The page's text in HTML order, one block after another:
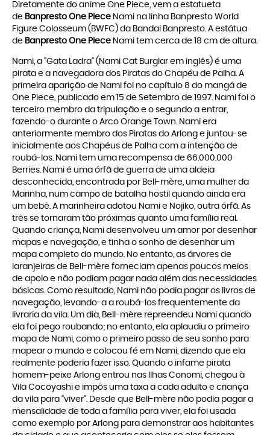
Diretamente do anime One Piece, vem a estatueta
de Banpresto One Piece Nami na linha Banpresto World
Figure Colosseum (BWFC) da Bandai Banpresto. A estátua
de Banpresto One Piece Nami tem cerca de 18 cm de altura.
Nami, a "Gata Ladra" (Nami Cat Burglar em inglês) é uma
pirata e a navegadora dos Piratas do Chapéu de Palha. A
primeira aparição de Nami foi no capítulo 8 do mangá de
One Piece, publicado em 15 de Setembro de 1997. Nami foi o
terceiro membro da tripulação e o segundo a entrar,
fazendo-o durante o Arco Orange Town. Nami era
anteriormente membro dos Piratas do Arlong e juntou-se
inicialmente aos Chapéus de Palha com a intenção de
roubá-los. Nami tem uma recompensa de 66.000.000
Berries. Nami é uma órfã de guerra de uma aldeia
desconhecida, encontrada por Bell-mère, uma mulher da
Marinha, num campo de batalha hostil quando ainda era
um bebê. A marinheira adotou Nami e Nojiko, outra órfã. As
três se tornaram tão próximas quanto uma família real.
Quando criança, Nami desenvolveu um amor por desenhar
mapas e navegação, e tinha o sonho de desenhar um
mapa completo do mundo. No entanto, as árvores de
laranjeiras de Bell-mère forneciam apenas poucos meios
de apoio e não podiam pagar nada além das necessidades
básicas. Como resultado, Nami não podia pagar os livros de
navegação, levando-a a roubá-los frequentemente da
livraria da vila. Um dia, Bell-mère repreendeu Nami quando
ela foi pego roubando; no entanto, ela aplaudiu o primeiro
mapa de Nami, como o primeiro passo de seu sonho para
mapear o mundo e colocou fé em Nami, dizendo que ela
realmente poderia fazer isso. Quando o infame pirata
homem-peixe Arlong entrou nas Ilhas Conomi, chegou à
Vila Cocoyashi e impôs uma taxa a cada adulto e criança
da vila para "viver". Desde que Bell-mère não podia pagar a
mensalidade de toda a família para viver, ela foi usada
como exemplo por Arlong para demonstrar aos habitantes